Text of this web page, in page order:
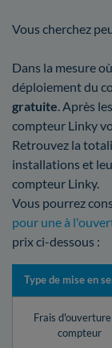
Vous cherchez
Dans la mesure
déploiement du
gratuite. Après
compteur Linky
Retrouvez la
installations et
compteur Linky.
Vous pourrez
pour une à
prix ci-dessous :
Type de mise en
Frais
compteur